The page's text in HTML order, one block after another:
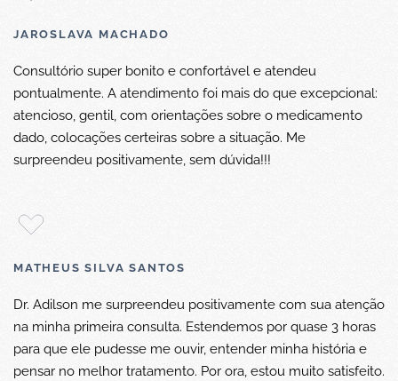
JAROSLAVA MACHADO
Consultório super bonito e confortável e atendeu
pontualmente. A atendimento foi mais do que excepcional:
atencioso, gentil, com orientações sobre o medicamento
dado, colocações certeiras sobre a situação. Me
surpreendeu positivamente, sem dúvida!!!
MATHEUS SILVA SANTOS
Dr. Adilson me surpreendeu positivamente com sua atenção
na minha primeira consulta. Estendemos por quase 3 horas
para que ele pudesse me ouvir, entender minha história e
pensar no melhor tratamento. Por ora, estou muito satisfeito.